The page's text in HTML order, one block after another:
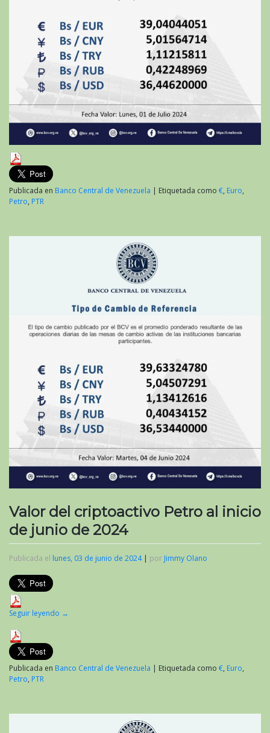
Publicada en Banco Central de Venezuela | Etiquetada como €, Euro,
Petro, PTR
Valor del criptoactivo Petro al inicio
de junio de 2024
Publicada el lunes, 03 de junio de 2024| por Jimmy Olano
Seguir leyendo →
Publicada en Banco Central de Venezuela | Etiquetada como €, Euro,
Petro, PTR